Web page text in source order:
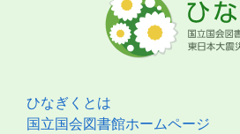
ひなぎくとは
国立国会図書館ホームページ